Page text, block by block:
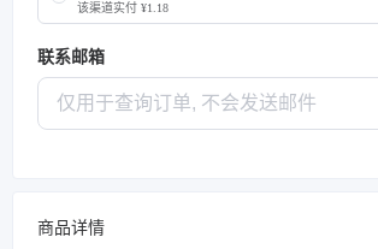
该渠道实付 ¥1.18
联系邮箱
商品详情